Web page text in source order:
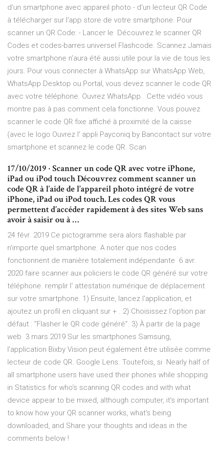
d'un smartphone avec appareil photo - d'un lecteur QR Code
à télécharger sur l'app store de votre smartphone. Pour
scanner un QR Code: - Lancer le Découvrez le scanner QR
Codes et codes-barres universel Flashcode. Scannez Jamais
votre smartphone n'aura été aussi utile pour la vie de tous les
jours. Pour vous connecter à WhatsApp sur WhatsApp Web,
WhatsApp Desktop ou Portal, vous devez scanner le code QR
avec votre téléphone. Ouvrez WhatsApp Cette vidéo vous
montre pas à pas comment cela fonctionne. Vous pouvez
scanner le code QR fixe affiché à proximité de la caisse
(avec le logo Ouvrez l' appli Payconiq by Bancontact sur votre
smartphone et scannez le code QR. Scan
17/10/2019 · Scanner un code QR avec votre iPhone,
iPad ou iPod touch Découvrez comment scanner un
code QR à l’aide de l’appareil photo intégré de votre
iPhone, iPad ou iPod touch. Les codes QR vous
permettent d’accéder rapidement à des sites Web sans
avoir à saisir ou à …
24 févr. 2019 Ce pictogramme sera alors flashable par
n'importe quel smartphone. A noter que nos codes
fonctionnent de manière totalement indépendante 6 avr.
2020 faire scanner aux policiers le code QR généré sur votre
téléphone. remplir l' attestation numérique de déplacement
sur votre smartphone. 1) Ensuite, lancez l'application, et
ajoutez un profil en cliquant sur + . 2) Choisissez l'option par
défaut : "Flasher le QR code généré". 3) À partir de la page
web 3 mars 2019 Sur les smartphones Samsung,
l'application Bixby Vision peut également être utilisée comme
lecteur de code QR. Google Lens. Toutefois, si Nearly half of
all smartphone users have used their phones while shopping
in Statistics for who's scanning QR codes and with what
device appear to be mixed, although computer, it's important
to know how your QR scanner works, what's being
downloaded, and Share your thoughts and ideas in the
comments below !